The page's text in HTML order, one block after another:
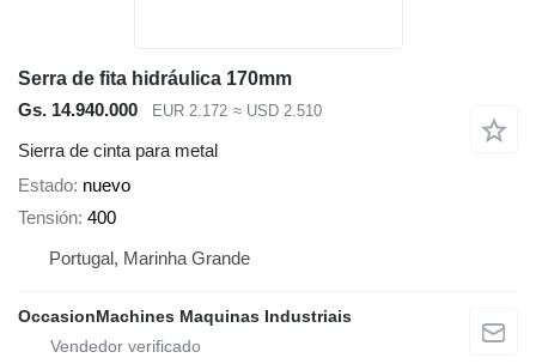
Serra de fita hidráulica 170mm
Gs. 14.940.000
EUR 2.172 ≈ USD 2.510
Sierra de cinta para metal
Estado nuevo
Tensión 400
Portugal, Marinha Grande
OccasionMachines Maquinas Industriais